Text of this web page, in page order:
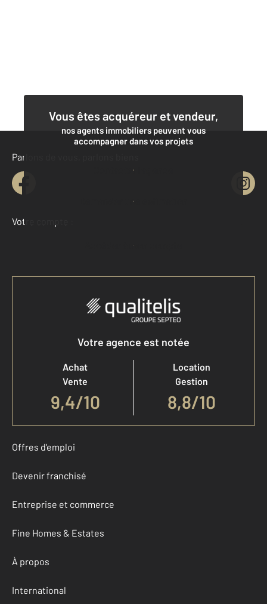
Vous êtes acquéreur et vendeur,
nos agents immobiliers peuvent vous
accompagner dans vos projets
Contacter l'agence
Demander une estimation
Parlons de vous, parlons biens
Votre compte :
Accéder à mon compte
Votre agence est notée
Achat
Vente
9,4/10
Location
Gestion
8,8/10
Offres d'emploi
Devenir franchisé
Entreprise et commerce
Fine Homes & Estates
À propos
International